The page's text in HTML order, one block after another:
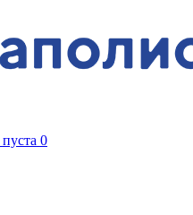
пуста 0